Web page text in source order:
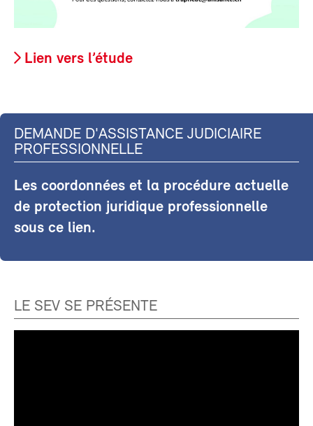
Lien vers l’étude
DEMANDE D'ASSISTANCE JUDICIAIRE
PROFESSIONNELLE
Les coordonnées et la procédure actuelle
de protection juridique professionnelle
sous ce lien.
LE SEV SE PRÉSENTE